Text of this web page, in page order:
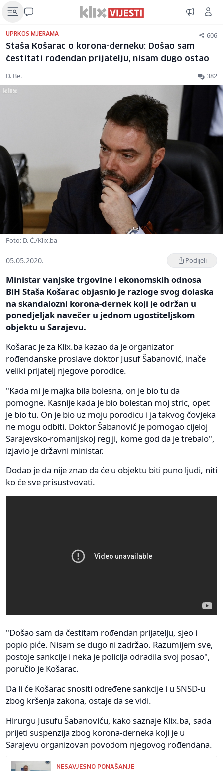
UPRKOS MJERAMA 606
Staša Košarac o korona-derneku: Došao sam
čestitati rođendan prijatelju, nisam dugo ostao
D. Be. 382
Foto: D. Ć./Klix.ba
05.05.2020. Podijeli
Ministar vanjske trgovine i ekonomskih odnosa
BiH Staša Košarac objasnio je razloge svog dolaska
na skandalozni korona-dernek koji je održan u
ponedjeljak navečer u jednom ugostiteljskom
objektu u Sarajevu.
Košarac je za Klix.ba kazao da je organizator
rođendanske proslave doktor Jusuf Šabanović, inače
veliki prijatelj njegove porodice.
"Kada mi je majka bila bolesna, on je bio tu da
pomogne. Kasnije kada je bio bolestan moj stric, opet
je bio tu. On je bio uz moju porodicu i ja takvog čovjeka
ne mogu odbiti. Doktor Šabanović je pomogao cijeloj
Sarajevsko-romanijskoj regiji, kome god da je trebalo",
izjavio je državni ministar.
Dodao je da nije znao da će u objektu biti puno ljudi, niti
ko će sve prisustvovati.
"Došao sam da čestitam rođendan prijatelju, sjeo i
popio piće. Nisam se dugo ni zadržao. Razumijem sve,
postoje sankcije i neka je policija odradila svoj posao",
poručio je Košarac.
Da li će Košarac snositi određene sankcije i u SNSD-u
zbog kršenja zakona, ostaje da se vidi.
Hirurgu Jusufu Šabanoviću, kako saznaje Klix.ba, sada
prijeti suspenzija zbog korona-derneka koji je u
Sarajevu organizovan povodom njegovog rođendana.
NESAVJESNO PONAŠANJE